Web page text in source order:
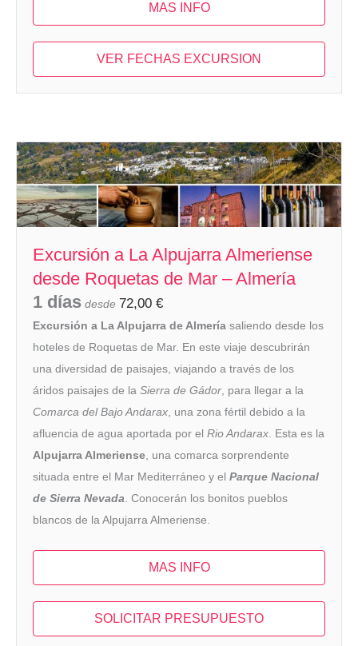
MAS INFO
VER FECHAS EXCURSION
Excursión a La Alpujarra Almeriense
desde Roquetas de Mar – Almería
1 días desde 72,00 €
Excursión a La Alpujarra de Almería saliendo desde los
hoteles de Roquetas de Mar. En este viaje descubrirán
una diversidad de paisajes, viajando a través de los
áridos paisajes de la Sierra de Gádor , para llegar a la
Comarca del Bajo Andarax , una zona fértil debido a la
afluencia de agua aportada por el Rio Andarax . Esta es la
Alpujarra Almeriense , una comarca sorprendente
situada entre el Mar Mediterráneo y el Parque Nacional
de Sierra Nevada . Conocerán los bonitos pueblos
blancos de la Alpujarra Almeriense.
MAS INFO
SOLICITAR PRESUPUESTO